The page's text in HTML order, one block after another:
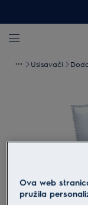
Usisavači
Ova web
pružila